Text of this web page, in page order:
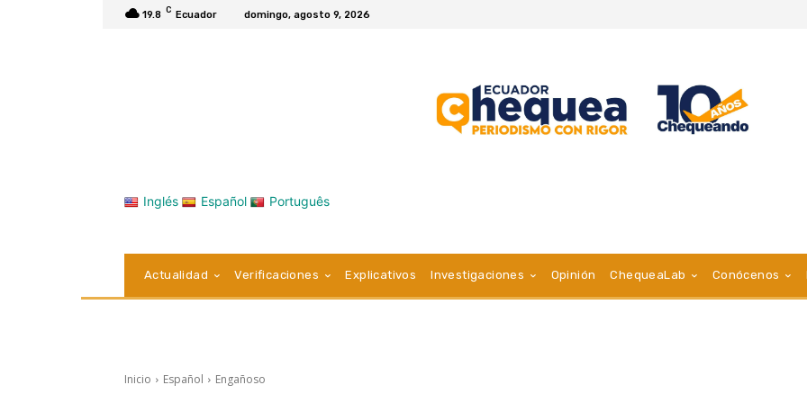
19.8 C Ecuador domingo, agosto 9, 2026
Inglés Español Português
Actualidad Verificaciones Explicativos Investigaciones Opinión ChequeaLab Conócenos
Inicio Español Engañoso